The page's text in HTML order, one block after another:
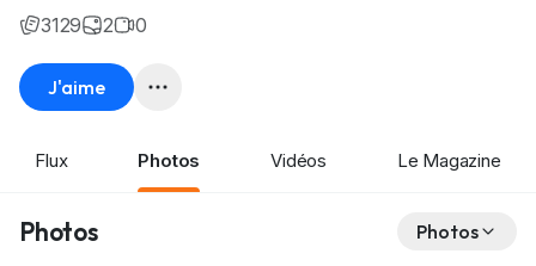
3129
2 0
J'aime
Flux Photos Vidéos Le Magazine
Photos Photos